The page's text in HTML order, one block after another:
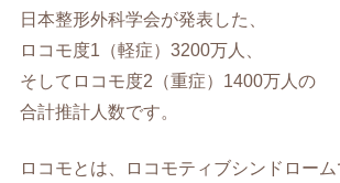
日本整形外科学会が発表した、
ロコモ度1（軽症）3200万人、
そしてロコモ度2（重症）1400万人の
合計推計人数です。
ロコモとは、ロコモティブシンドローム